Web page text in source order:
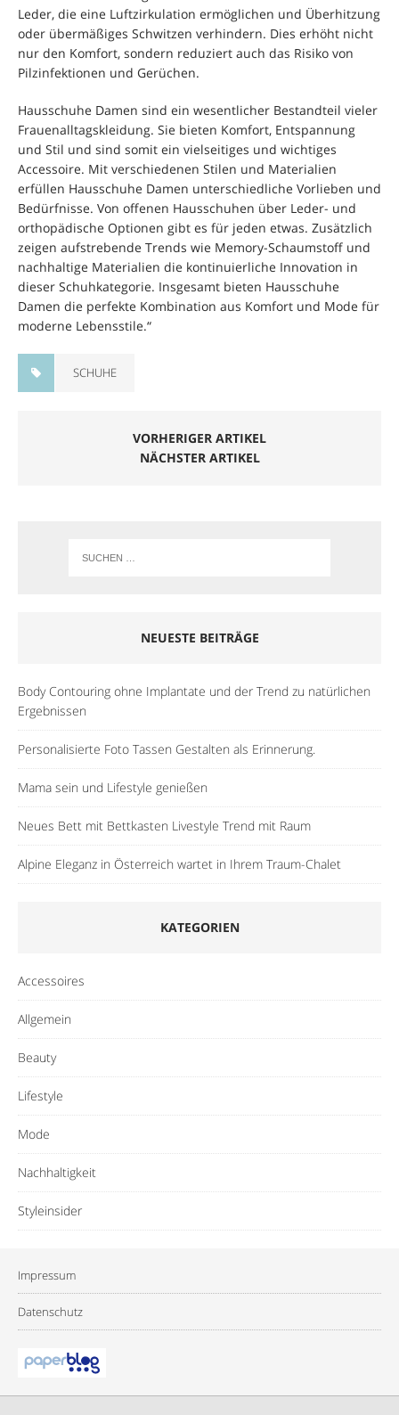
Leder, die eine Luftzirkulation ermöglichen und Überhitzung
oder übermäßiges Schwitzen verhindern. Dies erhöht nicht
nur den Komfort, sondern reduziert auch das Risiko von
Pilzinfektionen und Gerüchen.
Hausschuhe Damen sind ein wesentlicher Bestandteil vieler
Frauenalltagskleidung. Sie bieten Komfort, Entspannung
und Stil und sind somit ein vielseitiges und wichtiges
Accessoire. Mit verschiedenen Stilen und Materialien
erfüllen Hausschuhe Damen unterschiedliche Vorlieben und
Bedürfnisse. Von offenen Hausschuhen über Leder- und
orthopädische Optionen gibt es für jeden etwas. Zusätzlich
zeigen aufstrebende Trends wie Memory-Schaumstoff und
nachhaltige Materialien die kontinuierliche Innovation in
dieser Schuhkategorie. Insgesamt bieten Hausschuhe
Damen die perfekte Kombination aus Komfort und Mode für
moderne Lebensstile.“
SCHUHE
VORHERIGER ARTIKEL
NÄCHSTER ARTIKEL
NEUESTE BEITRÄGE
Body Contouring ohne Implantate und der Trend zu natürlichen
Ergebnissen
Personalisierte Foto Tassen Gestalten als Erinnerung.
Mama sein und Lifestyle genießen
Neues Bett mit Bettkasten Livestyle Trend mit Raum
Alpine Eleganz in Österreich wartet in Ihrem Traum-Chalet
KATEGORIEN
Accessoires
Allgemein
Beauty
Lifestyle
Mode
Nachhaltigkeit
Styleinsider
Impressum
Datenschutz